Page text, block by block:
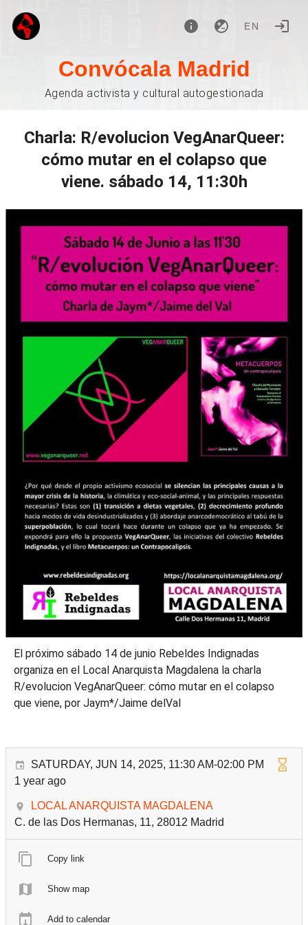
EN
Convócala Madrid
Agenda activista y cultural autogestionada
Charla: R/evolucion VegAnarQueer:
cómo mutar en el colapso que
viene. sábado 14, 11:30h
El próximo sábado 14 de junio Rebeldes Indignadas
organiza en el Local Anarquista Magdalena la charla
R/evolucion VegAnarQueer: cómo mutar en el colapso
que viene, por Jaym*/Jaime delVal
SATURDAY, JUN 14, 2025, 11:30 AM-02:00 PM
1 year ago
LOCAL ANARQUISTA MAGDALENA
C. de las Dos Hermanas, 11, 28012 Madrid
Copy link
Show map
Add to calendar